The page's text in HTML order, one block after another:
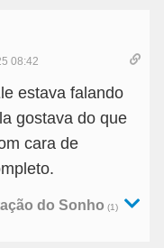
08:42
estava falando
gostava do que
cara de
do Sonho (1)